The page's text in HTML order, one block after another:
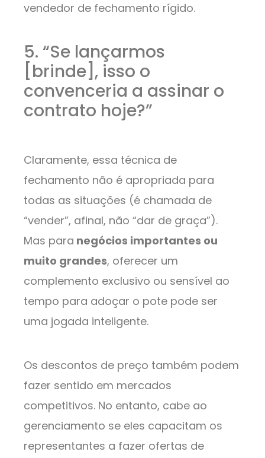
vendedor de fechamento rígido.
5. “Se lançarmos
[brinde], isso o
convenceria a assinar o
contrato hoje?”
Claramente, essa técnica de
fechamento não é apropriada para
todas as situações (é chamada de
“vender”, afinal, não “dar de graça”).
Mas para negócios importantes ou
muito grandes, oferecer um
complemento exclusivo ou sensível ao
tempo para adoçar o pote pode ser
uma jogada inteligente.
Os descontos de preço também podem
fazer sentido em mercados
competitivos. No entanto, cabe ao
gerenciamento se eles capacitam os
representantes a fazer ofertas de